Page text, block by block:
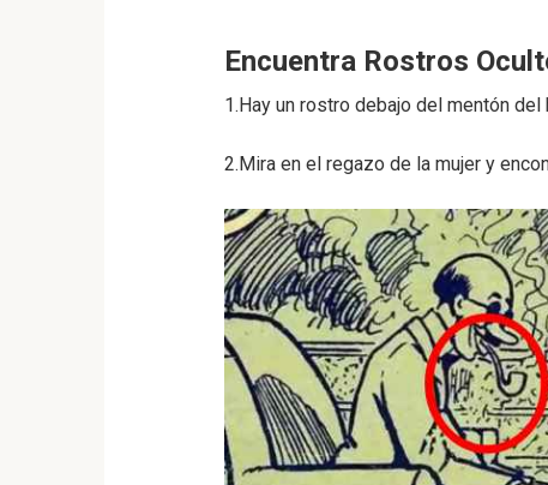
Encuentra Rostros
1.Hay un rostro debajo del mentón
2.Mira en el regazo de la mujer y